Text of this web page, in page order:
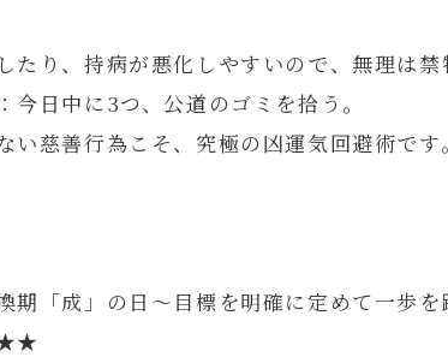
たり、持病が悪化しやすいので、無理は禁
日中に3つ、公道のゴミを拾う。
い慈善行為こそ、究極の凶運気回避術です。
「成」の日～目標を明確に定めて一歩を